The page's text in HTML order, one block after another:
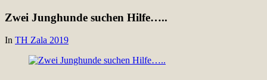
Zwei Junghunde suchen Hilfe…..
In TH Zala 2019